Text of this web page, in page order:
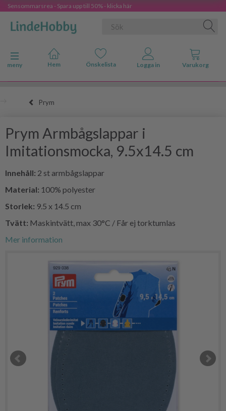
Sensommarsrea - Spara upp till 50% - klicka här
Ändra navigering
meny
Prym
Prym Armbågslappar i
Imitationsmocka, 9.5x14.5 cm
Innehåll: 2 st armbågslappar
Material: 100% polyester
Storlek: 9.5 x 14.5 cm
Tvätt: Maskintvätt, max 30°C / Får ej torktumlas
Mer information